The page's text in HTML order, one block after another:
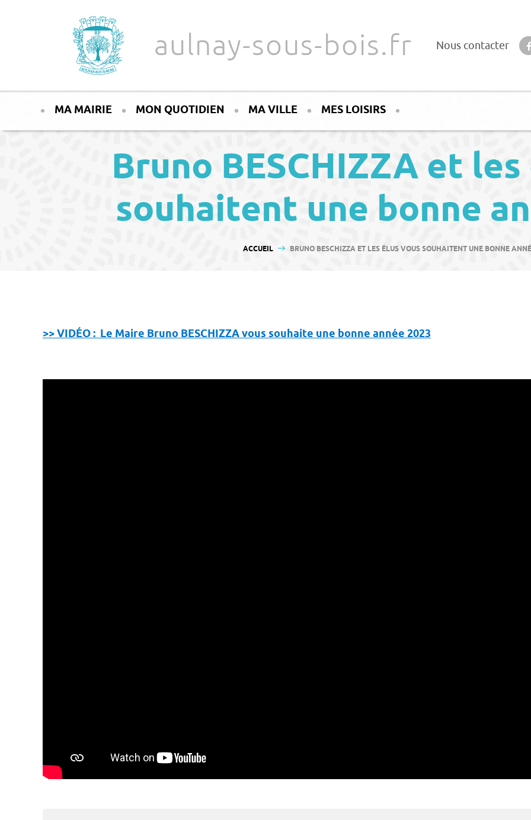
aulnay-sous-bois.fr Nous contacter
MA MAIRIE MON QUOTIDIEN MA VILLE MES LOISIRS
Bruno BESCHIZZA et
souhaitent une bonne
VOUS ÊTES ICI :
ACCUEIL BRUNO BESCHIZZA ET LES ÉLUS VOUS SOUHAITENT UNE BONNE
>> VIDÉO : Le Maire Bruno BESCHIZZA vous souhaite une bonne année 2023